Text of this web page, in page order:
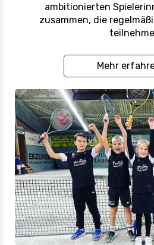
ambitionierten
zusammen, die
Mehr